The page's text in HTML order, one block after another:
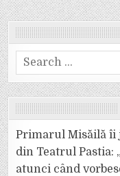
Search
for:
Primarul Misăilă îi
din Teatrul Pastia:
atunci când